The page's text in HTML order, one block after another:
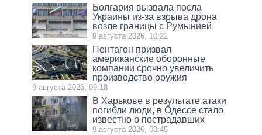
Болгария вызвала посла
Украины из-за взрыва дрона
возле границы с Румынией
9 августа 2026, 10:22
Пентагон призвал
американские оборонные
компании срочно увеличить
производство оружия
9 августа 2026, 09:18
В Харькове в результате атаки
погибли люди, в Одессе стало
известно о пострадавших
9 августа 2026, 08:45